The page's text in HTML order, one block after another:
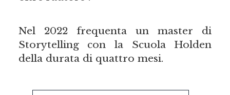
Nel 2022 frequenta un master di
Storytelling con la Scuola Holden
della durata di quattro mesi.